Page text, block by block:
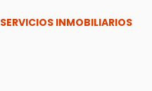
SERVICIOS INMOBILIARIOS